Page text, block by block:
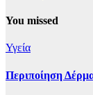
You missed
Υγεία
Περιποίηση